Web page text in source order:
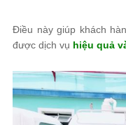
Điều này giúp khách
được dịch vụ hiệu quả